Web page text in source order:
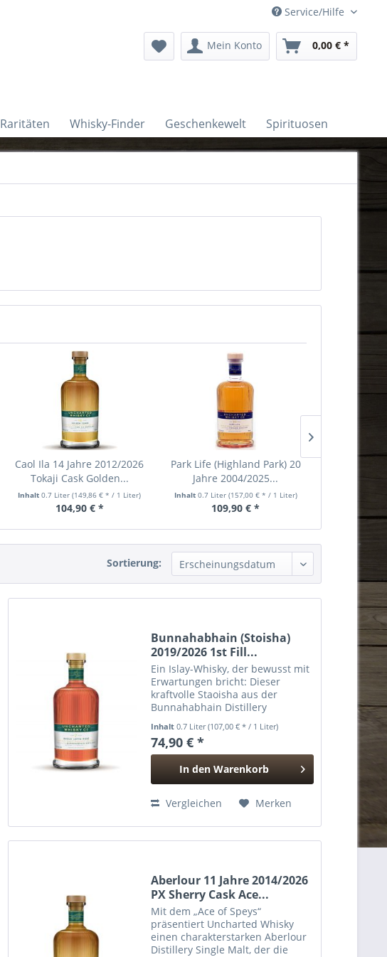
Service/Hilfe
Mein Konto 0,00 € *
Raritäten Whisky-Finder Geschenkewelt Spirituosen
Caol Ila 14 Jahre 2012/2026
Tokaji Cask Golden...
Inhalt0.7 Liter(149,86 € * / 1 Liter)
104,90 € *
Park Life (Highland Park) 20
Jahre 2004/2025...
Inhalt 0.7 Liter (157,00 € * / 1 Liter)
109,90 € *
Sortierung:
Bunnahabhain (Stoisha)
2019/2026 1st Fill...
Ein Islay-Whisky, der bewusst mit
Erwartungen bricht: Dieser
kraftvolle Staoisha aus der
Bunnahabhain Distillery
mit der saftigen Frucht frischer
Rotweinfässer. Vollständig in First
Fill Red Wine Barriques...
Inhalt0.7 Liter(107,00 € * / 1 Liter)
74,90 € *
In den Warenkorb
Hinzugefügt
Vergleichen Merken
Aberlour 11 Jahre 2014/2026
PX Sherry Cask Ace...
Mit dem „Ace of Speys“
präsentiert Uncharted Whisky
einen charakterstarken Aberlour
Distillery Single Malt, der die